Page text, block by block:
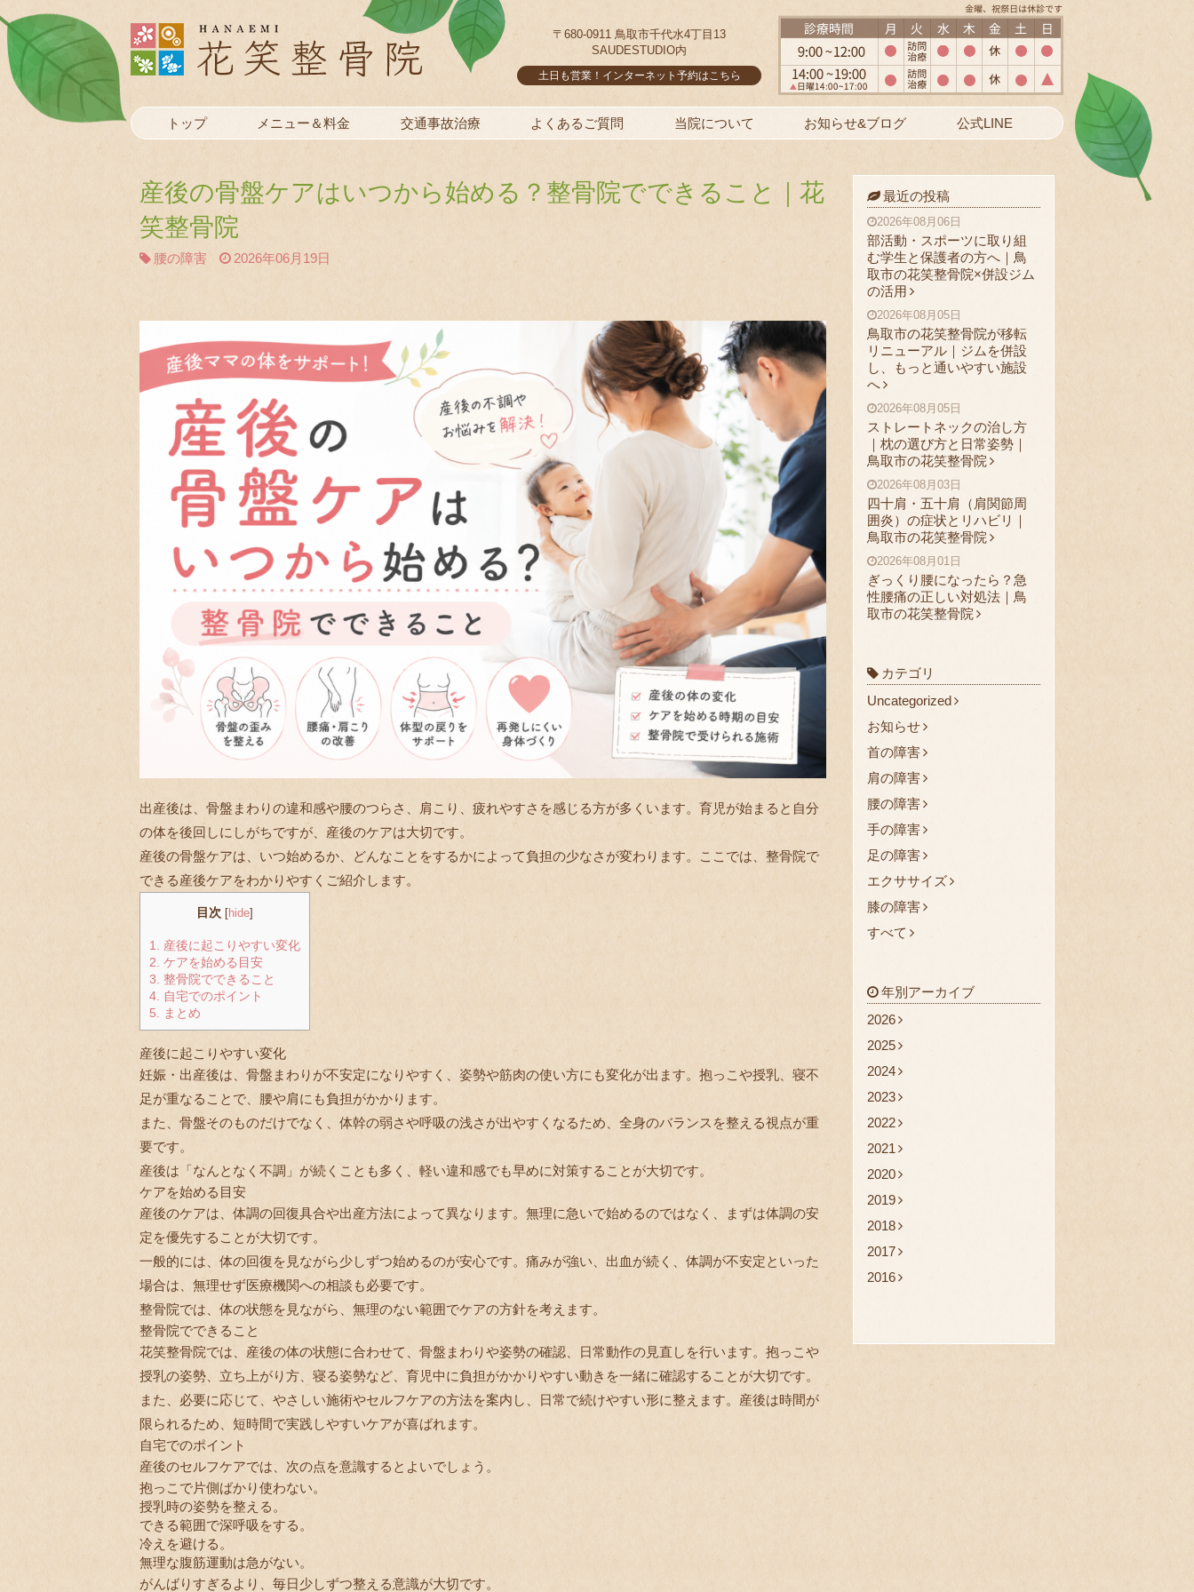
トップ メニュー＆料金 交通事故治療 よくあるご質問 当院について お知らせ&ブログ 公式LINE
〒680-0911 鳥取市千代水4丁目13
SAUDESTUDIO内
土日も営業！インターネット予約はこちら
産後の骨盤ケアはいつから始める？整骨院でできること｜花
笑整骨院
腰の障害 2026年06月19日
出産後は、骨盤まわりの違和感や腰のつらさ、肩こり、疲れやすさを感じる方が多くいます。育児が始まると自分
の体を後回しにしがちですが、産後のケアは大切です。
産後の骨盤ケアは、いつ始めるか、どんなことをするかによって負担の少なさが変わります。ここでは、整骨院で
できる産後ケアをわかりやすくご紹介します。
目次 [hide]
1.
産後に起こりやすい変化
2. ケアを始める目安
3. 整骨院でできること
4.
自宅でのポイント
5.
まとめ
産後に起こりやすい変化
妊娠・出産後は、骨盤まわりが不安定になりやすく、姿勢や筋肉の使い方にも変化が出ます。抱っこや授乳、寝不
足が重なることで、腰や肩にも負担がかかります。
また、骨盤そのものだけでなく、体幹の弱さや呼吸の浅さが出やすくなるため、全身のバランスを整える視点が重
要です。
産後は「なんとなく不調」が続くことも多く、軽い違和感でも早めに対策することが大切です。
ケアを始める目安
産後のケアは、体調の回復具合や出産方法によって異なります。無理に急いで始めるのではなく、まずは体調の安
定を優先することが大切です。
一般的には、体の回復を見ながら少しずつ始めるのが安心です。痛みが強い、出血が続く、体調が不安定といった
場合は、無理せず医療機関への相談も必要です。
整骨院では、体の状態を見ながら、無理のない範囲でケアの方針を考えます。
整骨院でできること
花笑整骨院では、産後の体の状態に合わせて、骨盤まわりや姿勢の確認、日常動作の見直しを行います。抱っこや
授乳の姿勢、立ち上がり方、寝る姿勢など、育児中に負担がかかりやすい動きを一緒に確認することが大切です。
また、必要に応じて、やさしい施術やセルフケアの方法を案内し、日常で続けやすい形に整えます。産後は時間が
限られるため、短時間で実践しやすいケアが喜ばれます。
自宅でのポイント
産後のセルフケアでは、次の点を意識するとよいでしょう。
抱っこで片側ばかり使わない。
授乳時の姿勢を整える。
できる範囲で深呼吸をする。
冷えを避ける。
無理な腹筋運動は急がない。
がんばりすぎるより、毎日少しずつ整える意識が大切です。
最近の投稿
2026年08月06日
部活動・スポーツに取り組
む学生と保護者の方へ｜鳥
取市の花笑整骨院×併設ジム
の活用
2026年08月05日
鳥取市の花笑整骨院が移転
リニューアル｜ジムを併設
し、もっと通いやすい施設
へ
2026年08月05日
ストレートネックの治し方
｜枕の選び方と日常姿勢｜
鳥取市の花笑整骨院
2026年08月03日
四十肩・五十肩（肩関節周
囲炎）の症状とリハビリ｜
鳥取市の花笑整骨院
2026年08月01日
ぎっくり腰になったら？急
性腰痛の正しい対処法｜鳥
取市の花笑整骨院
カテゴリ
Uncategorized
お知らせ
首の障害
肩の障害
腰の障害
手の障害
足の障害
エクササイズ
膝の障害
すべて
年別アーカイブ
2026
2025
2024
2023
2022
2021
2020
2019
2018
2017
2016